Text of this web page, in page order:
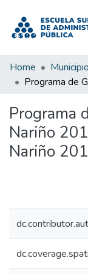
Home
Programa
Nariño
Nariño